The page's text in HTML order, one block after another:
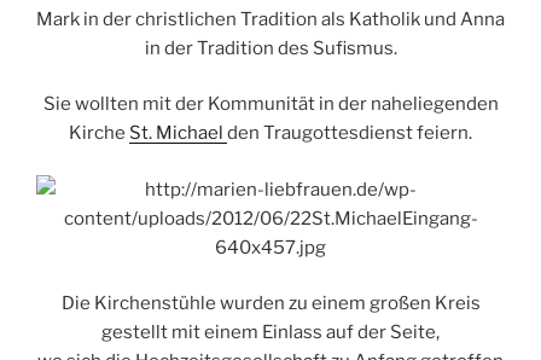
Mark in der christlichen Tradition als Katholik und Anna
in der Tradition des Sufismus.
Sie wollten mit der Kommunität in der naheliegenden
Kirche St. Michael den Traugottesdienst feiern.
Die Kirchenstühle wurden zu einem großen Kreis
gestellt mit einem Einlass auf der Seite,